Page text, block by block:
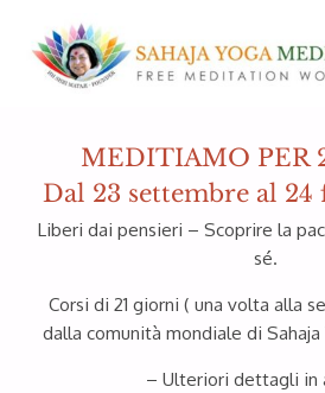
MEDITIAMO PER
Dal 23 settembre al 24
Liberi dai pensieri – Scoprire la
sé.
Corsi di 21 giorni ( una volta alla
dalla comunità mondiale di
– Ulteriori dettagli in